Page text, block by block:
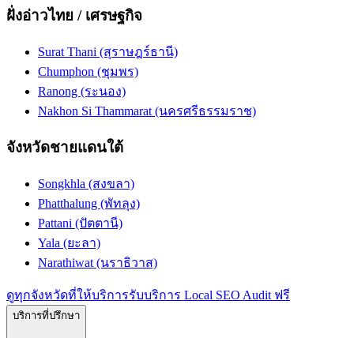
ฝั่งอ่าวไทย / เศรษฐกิจ
Surat Thani (สุราษฎร์ธานี)
Chumphon (ชุมพร)
Ranong (ระนอง)
Nakhon Si Thammarat (นครศรีธรรมราช)
จังหวัดชายแดนใต้
Songkhla (สงขลา)
Phatthalung (พัทลุง)
Pattani (ปัตตานี)
Yala (ยะลา)
Narathiwat (นราธิวาส)
ดูทุกจังหวัดที่ให้บริการรับบริการ Local SEO Audit ฟรี
บริการที่ปรึกษา